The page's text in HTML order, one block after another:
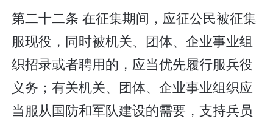
第二十二条 在征集期间，应征公民被征集
服现役，同时被机关、团体、企业事业组
织招录或者聘用的，应当优先履行服兵役
义务；有关机关、团体、企业事业组织应
当服从国防和军队建设的需要，支持兵员